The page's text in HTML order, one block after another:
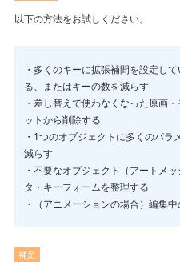
以下の方法をお試しください。
・多くのキーに拡張補間を設定し
る、またはキーの数を減らす
・差し替えで使わなくなった原画
ットから削除する
・1つのオブジェクトに多くのパ
減らす
・不要なオブジェクト（アートメ
タ・キーフォームを整理する
・（アニメーションの場合）編集
補足